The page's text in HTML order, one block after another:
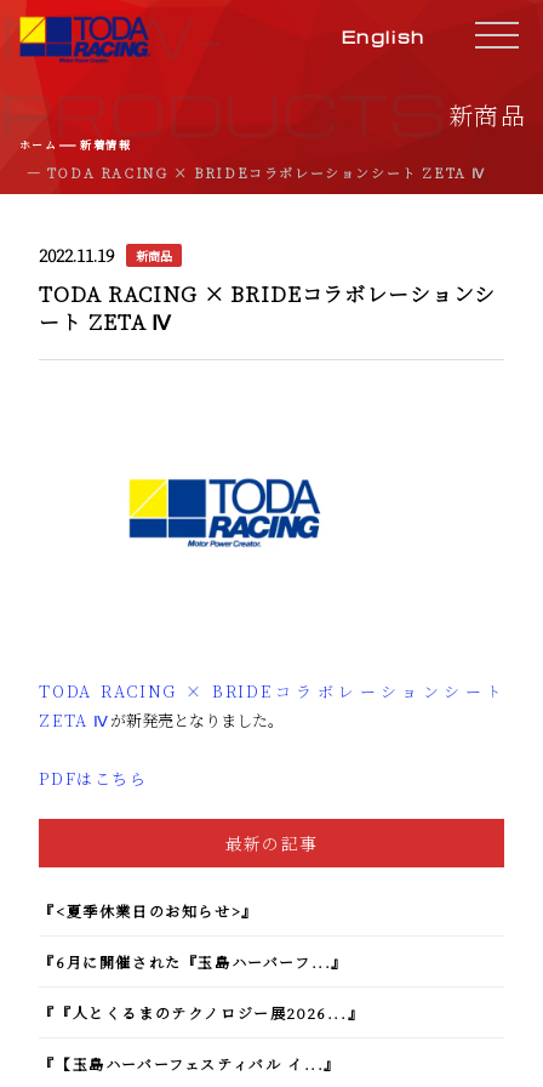
English
新商品
NEW-
PRODUCTS
ホーム ― 新着情報
― TODA RACING × BRIDEコラボレーションシート ZETA Ⅳ
2022.11.19 新商品
TODA RACING × BRIDEコラボレーションシ
ート ZETA Ⅳ
TODA RACING × BRIDEコラボレーションシート
ZETA Ⅳが新発売となりました。
PDFはこちら
最新の記事
『<夏季休業日のお知らせ>』
『6月に開催された『玉島ハーバーフ...』
『『人とくるまのテクノロジー展2026...』
『【玉島ハーバーフェスティバル イ...』